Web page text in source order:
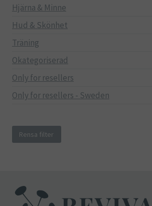
Hjärna & Minne
Hud & Skönhet
Träning
Okategoriserad
Only for resellers
Only for resellers - Sweden
Rensa filter